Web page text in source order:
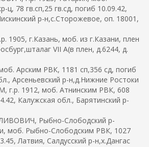
ц, 78 гв.сп,25 гв.сд, погиб 10.09.42,
р-н,с.Сторожевое, оп. 18001,
г.Казань, моб. из г.Казани, плен
VII A(в плен, д.6244, д.
Арским РВК, 1181 сп,356 сд, погиб
Арсеньевский р-н,д.Нижние Ростоки
1912, моб. Атнинским РВК, 608
Калужская обл., Барятинский р-
Рыбно-Слободский р-
моб. Рыбно-Слободским РВК, 1027
Латвия, Салдусский р-н,х.Дангас